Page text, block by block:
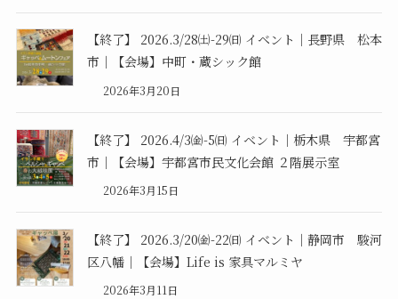
【終了】 2026.3/28㈯-29㈰ イベント｜長野県 松本
市｜【会場】中町・蔵シック館
2026年3月20日
【終了】 2026.4/3㈮-5㈰ イベント｜栃木県 宇都宮
市｜【会場】宇都宮市民文化会館 ２階展示室
2026年3月15日
【終了】 2026.3/20㈮-22㈰ イベント｜静岡市 駿河
区八幡｜【会場】Life is 家具マルミヤ
2026年3月11日